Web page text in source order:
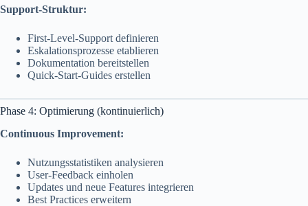
Support-Struktur:
First-Level-Support definieren
Eskalationsprozesse etablieren
Dokumentation bereitstellen
Quick-Start-Guides erstellen
Phase 4: Optimierung (kontinuierlich)
Continuous Improvement:
Nutzungsstatistiken analysieren
User-Feedback einholen
Updates und neue Features integrieren
Best Practices erweitern